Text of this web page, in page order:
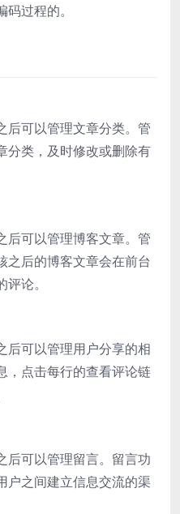
过程的。
后可以管理文章分类。管
分类，及时修改或删除有
后可以管理博客文章。管
之后的博客文章会在前台
论。
后可以管理用户分享的相
，点击每行的查看评论链
后可以管理留言。留言功
户之间建立信息交流的渠